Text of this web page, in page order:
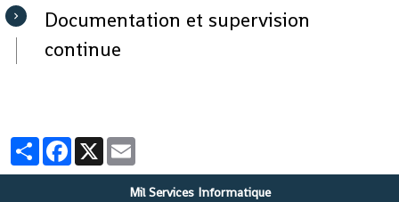
Documentation et supervision
continue
PartagerFacebook
X
Mil Services Informatique